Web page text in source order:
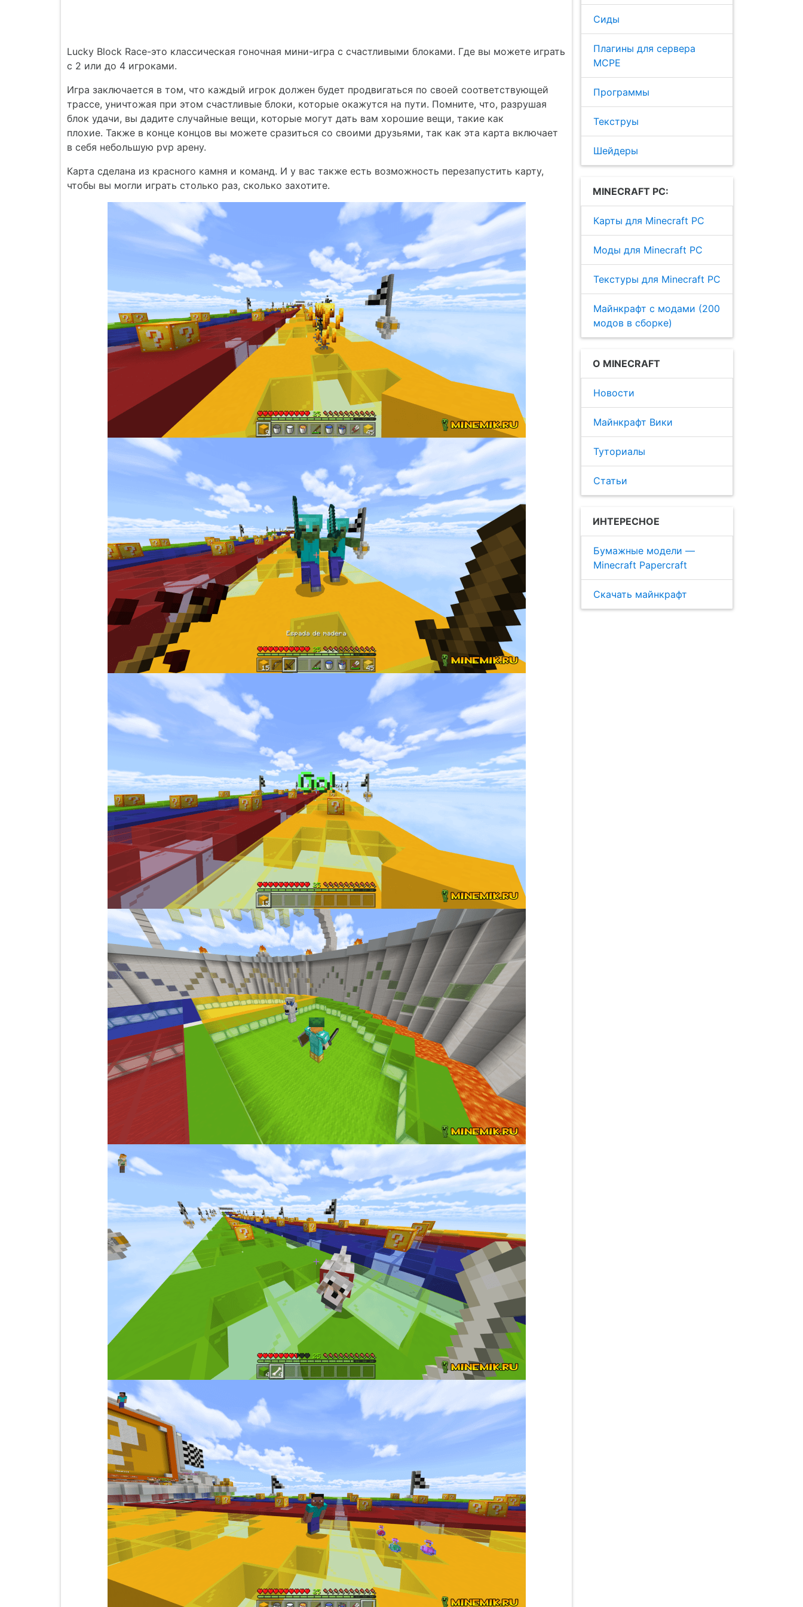
Lucky Block Race-это классическая гоночная мини-игра с счастливыми блоками. Где вы можете играть
с 2 или до 4 игроками.
Игра заключается в том, что каждый игрок должен будет продвигаться по своей соответствующей
трассе, уничтожая при этом счастливые блоки, которые окажутся на пути. Помните, что, разрушая
блок удачи, вы дадите случайные вещи, которые могут дать вам хорошие вещи, такие как
плохие. Также в конце концов вы можете сразиться со своими друзьями, так как эта карта включает
в себя небольшую pvp арену.
Карта сделана из красного камня и команд. И у вас также есть возможность перезапустить карту,
чтобы вы могли играть столько раз, сколько захотите.
Сиды
Плагины для сервера
MCPE
Программы
Текструы
Шейдеры
MINECRAFT PC:
Карты для Minecraft PC
Моды для Minecraft PC
Текстуры для Minecraft PC
Майнкрафт с модами (200
модов в сборке)
О MINECRAFT
Новости
Майнкрафт Вики
Туториалы
Статьи
ИНТЕРЕСНОЕ
Бумажные модели —
Minecraft Papercraft
Скачать майнкрафт